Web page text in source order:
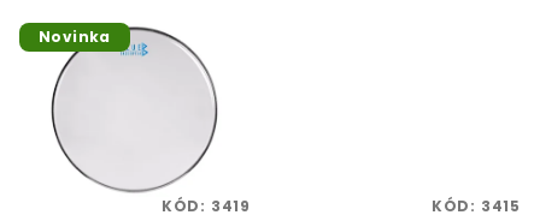
Novinka
KÓD: 3419 KÓD: 3415